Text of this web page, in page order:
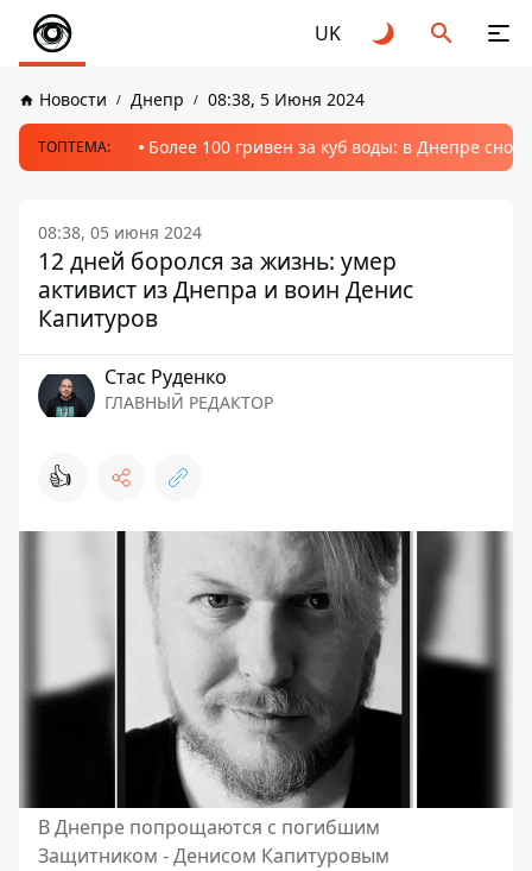
UK
Новости Днепр 08:38, 5 Июня 2024
ТОПТЕМА: Более 100 гривен за куб воды: в Днепре
08:38, 05 июня 2024
12 дней боролся за жизнь: умер
активист из Днепра и воин Денис
Капитуров
Стаc Руденко
ГЛАВНЫЙ РЕДАКТОР
👍
В Днепре попрощаются с погибшим
Защитником - Денисом Капитуровым